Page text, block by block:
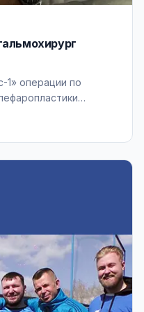
1» операции по